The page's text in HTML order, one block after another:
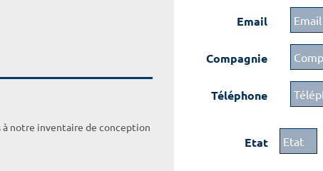
à notre inventaire de conception
Email
Compagnie
Téléphone
Etat